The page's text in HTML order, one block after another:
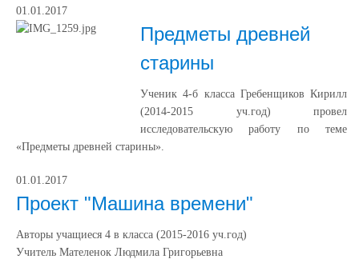
01.01.2017
Предметы древней
старины
Ученик 4-б класса Гребенщиков Кирилл
(2014-2015 уч.год) провел
исследовательскую работу по теме
«Предметы древней старины».
01.01.2017
Проект "Машина времени"
Авторы учащиеся 4 в класса (2015-2016 уч.год)
Учитель Мателенок Людмила Григорьевна